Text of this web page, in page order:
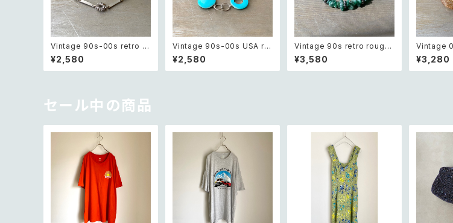
Vintage 90s-00s retro m
etal wire flower chain br
acelet レトロ ヴィンテージ
アクセサリー シルバー メタル
¥2,580
Vintage 90s-00s USA ret
ro blue shell beads brac
elet レトロ アメリカ ヴィンテ
ージ アクセサリー ブルー シ
¥2,580
Vintage 90s retro rough
cut green aventurine bra
celet レトロ ヴィンテージ ア
クセサリー 天然石 ラフカット
¥3,580
Vintage
beads
ンテージ
ク ビーズ
¥3,280
セール中の商品